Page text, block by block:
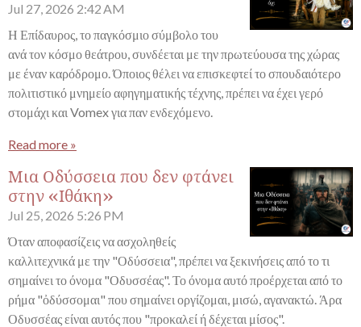
Jul 27, 2026 2:42 AM
Η Επίδαυρος, το παγκόσμιο σύμβολο του
ανά τον κόσμο θεάτρου, συνδέεται με την πρωτεύουσα της χώρας
με έναν καρόδρομο. Όποιος θέλει να επισκεφτεί το σπουδαιότερο
πολιτιστικό μνημείο αφηγηματικής τέχνης, πρέπει να έχει γερό
στομάχι και Vomex για παν ενδεχόμενο.
Read more »
Μια Οδύσσεια που δεν φτάνει
στην «Ιθάκη»
Jul 25, 2026 5:26 PM
Όταν αποφασίζεις να ασχοληθείς
καλλιτεχνικά με την "Οδύσσεια", πρέπει να ξεκινήσεις από το τι
σημαίνει το όνομα "Οδυσσέας". Το όνομα αυτό προέρχεται από το
ρήμα "ὀδύσσομαι" που σημαίνει οργίζομαι, μισώ, αγανακτώ. Άρα
Οδυσσέας είναι αυτός που "προκαλεί ή δέχεται μίσος".